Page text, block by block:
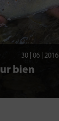
30 | 06 | 2016
bien